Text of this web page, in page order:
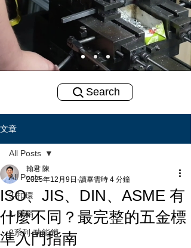
Search
文章
All Posts
3-扣環
1-插銷
2系列-功能銷
All Posts
ISO、JIS、DIN、ASME 有
什麼不同？最完整的五金標
準入門指南
翰君 陳
2025年12月9日 讀畢需時 4 分鐘